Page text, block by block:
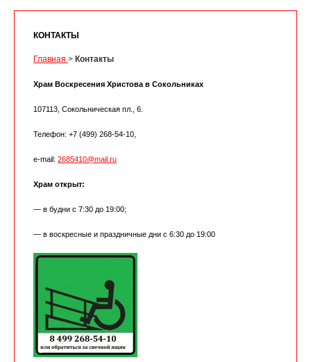
КОНТАКТЫ
Главная > Контакты
Храм Воскресения Христова в Сокольниках
107113, Сокольническая пл., 6.
Телефон: +7 (499) 268-54-10,
e-mail: 2685410@mail.ru
Храм открыт:
— в будни с 7:30 до 19:00;
— в воскресные и праздничные дни с 6:30 до 19:00